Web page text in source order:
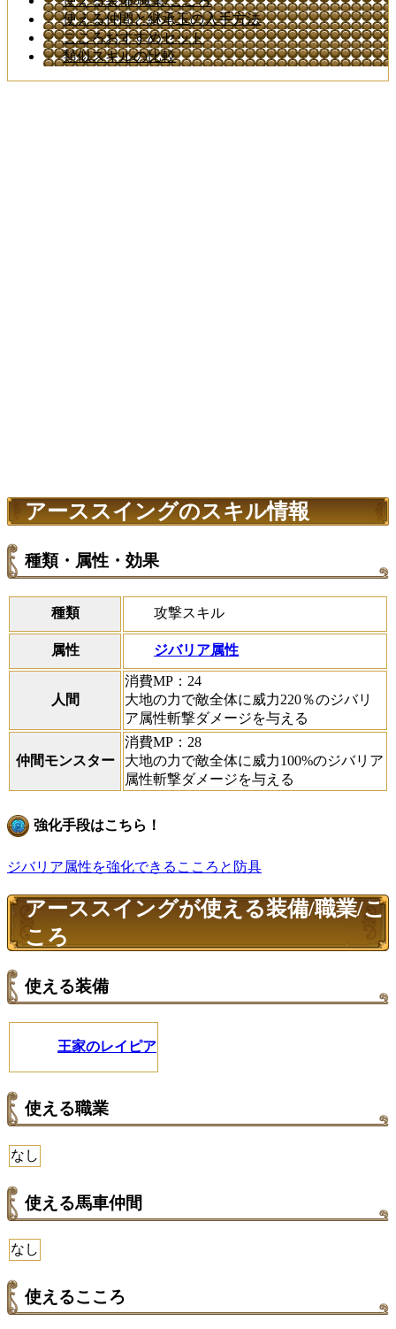
使える仲間と継承玉の入手方法
こころおすすめセット
類似スキルの比較
アーススイングのスキル情報
種類・属性・効果
種類 攻撃スキル
属性 ジバリア属性
人間
消費MP：24
大地の力で敵全体に威力220％のジバリ
ア属性斬撃ダメージを与える
仲間モンスター
消費MP：28
大地の力で敵全体に威力100%のジバリア
属性斬撃ダメージを与える
強化手段はこちら！
ジバリア属性を強化できるこころと防具
アーススイングが使える装備/職業/こ
ころ
使える装備
王家のレイピア
使える職業
なし
使える馬車仲間
なし
使えるこころ